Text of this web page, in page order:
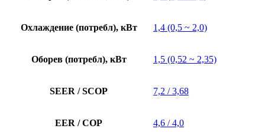
Охлаждение (потребл), кВт 1,4 (0,5 ~ 2,0)
Оборев (потребл), кВт 1,5 (0,52 ~ 2,35)
SEER / SCOP 7,2 / 3,68
EER / COP 4,6 / 4,0